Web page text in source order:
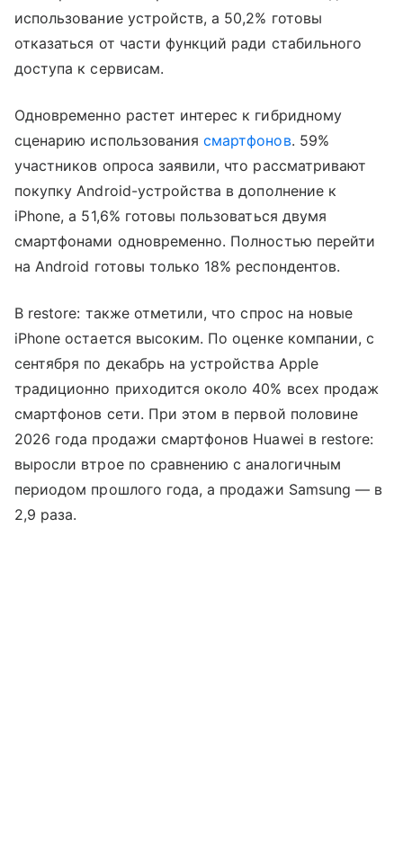
использование устройств, а 50,2% готовы
отказаться от части функций ради стабильного
доступа к сервисам.
Одновременно растет интерес к гибридному
сценарию использованиясмартфонов. 59%
участников опроса заявили, что рассматривают
покупку Android-устройства в дополнение к
iPhone, а 51,6% готовы пользоваться двумя
смартфонами одновременно. Полностью перейти
на Android готовы только 18% респондентов.
В restore: также отметили, что спрос на новые
iPhone остается высоким. По оценке компании, с
сентября по декабрь на устройства Apple
традиционно приходится около 40% всех продаж
смартфонов сети. При этом в первой половине
2026 года продажи смартфонов Huawei в restore:
выросли втрое по сравнению с аналогичным
периодом прошлого года, а продажи Samsung — в
2,9 раза.